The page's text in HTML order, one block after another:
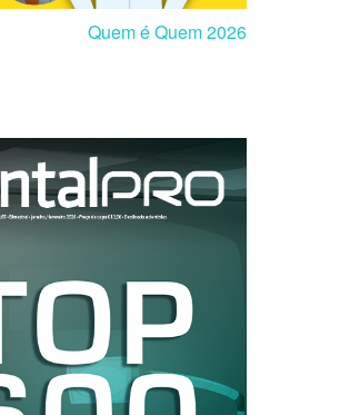
Quem é Quem 2026